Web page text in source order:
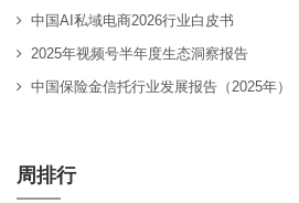
中国AI私域电商2026行业白皮书
2025年视频号半年度生态洞察报告
中国保险金信托行业发展报告（2025年）
周排行